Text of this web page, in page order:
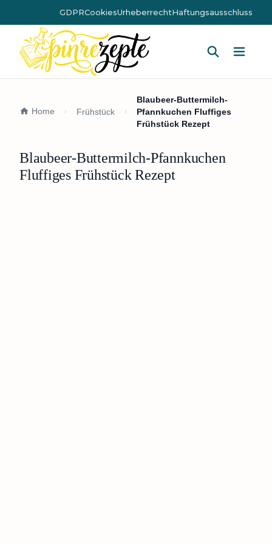
GDPRCookiesUrheberrechtHaftungsausschluss
Home Frühstück
Blaubeer-Buttermilch-
Pfannkuchen Fluffiges
Frühstück Rezept
Blaubeer-Buttermilch-Pfannkuchen
Fluffiges Frühstück Rezept